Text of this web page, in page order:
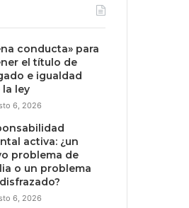
conducta» para
el título de
e igualdad
la ley
6, 2026
activa: ¿un
problema de
o un problema
6, 2026